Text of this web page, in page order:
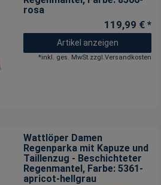
14
7
rosa
119,99 € *
Artikel anzeigen
*inkl. ges. MwSt.zzgl.Versandkosten
Wattlöper Damen
Regenparka mit Kapuze und
Taillenzug - Beschichteter
Regenmantel, Farbe: 5361-
apricot-hellgrau